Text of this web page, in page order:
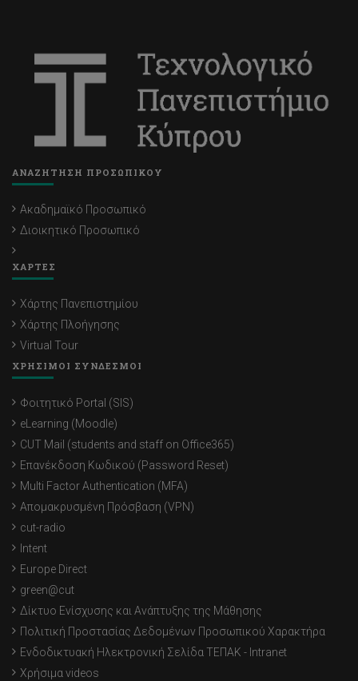
ΑΝΑΖΗΤΗΣΗ ΠΡΟΣΩΠΙΚΟΥ
Ακαδημαϊκό Προσωπικό
Διοικητικό Προσωπικό
ΧΑΡΤΕΣ
Χάρτης Πανεπιστημίου
Χάρτης Πλοήγησης
Virtual Tour
ΧΡΗΣΙΜΟΙ ΣΥΝΔΕΣΜΟΙ
Φοιτητικό Portal (SIS)
eLearning (Moodle)
CUT Mail (students and staff on Office365)
Επανέκδοση Κωδικού (Password Reset)
Multi Factor Authentication (MFA)
Απομακρυσμένη Πρόσβαση (VPN)
cut-radio
Intent
Europe Direct
green@cut
Δίκτυο Ενίσχυσης και Ανάπτυξης της Μάθησης
Πολιτική Προστασίας Δεδομένων Προσωπικού Χαρακτήρα
Ενδοδικτυακή Ηλεκτρονική Σελίδα ΤΕΠΑΚ - Intranet
Χρήσιμα videos